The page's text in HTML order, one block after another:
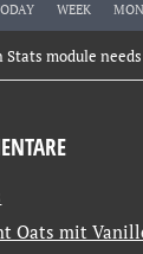
WEEK
Stats module
Oats mit